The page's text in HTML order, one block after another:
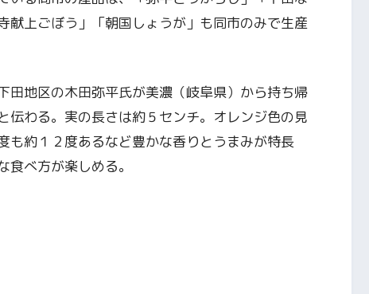
献上ごぼう」「朝国しょうが」も同市のみで生産
地区の木田弥平氏が美濃（岐阜県）から持ち帰
伝わる。実の長さは約５センチ。オレンジ色の見
も約１２度あるなど豊かな香りとうまみが特長
べ方が楽しめる。